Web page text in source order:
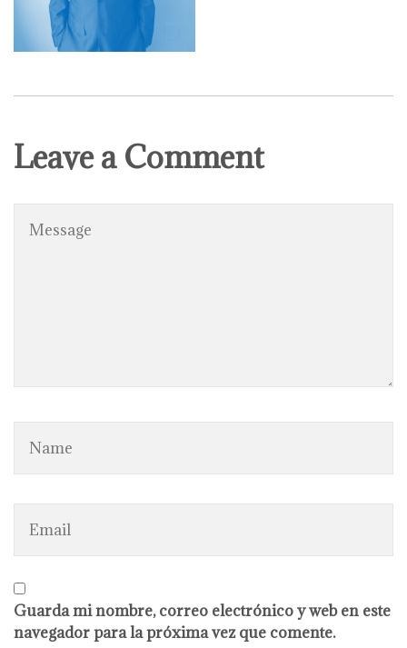
Leave a Comment
Guarda mi nombre, correo electrónico y web en este
navegador para la próxima vez que comente.